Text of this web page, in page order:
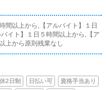
間以上から,【アルバイト】１日
イト】１日５時間以上から,【ア
上から原則残業なし
2日制 日払い可
資格手当あり